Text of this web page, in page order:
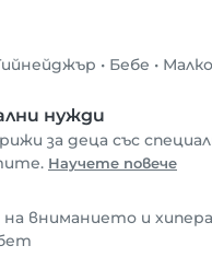
• Бебе •
нужди
за деца със
Научете повече
вниманието и